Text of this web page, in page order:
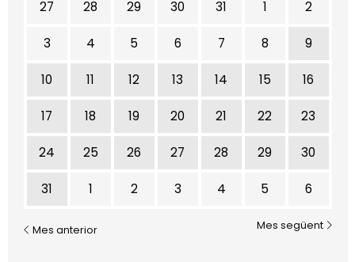
27 28 29 30 31 1 2
3 4 5 6 7 8 9
10 11 12 13 14 15 16
17 18 19 20 21 22 23
24 25 26 27 28 29 30
31 1 2 3 4 5 6
Mes anterior Mes següent